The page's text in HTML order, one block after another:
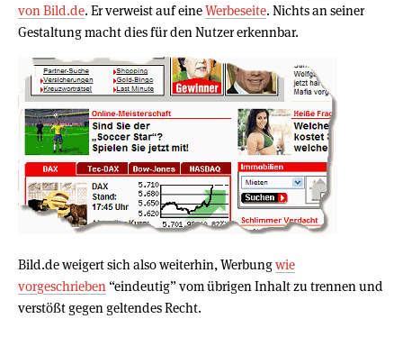
von Bild.de. Er verweist auf eineWerbeseite. Nichts an seiner
Gestaltung macht dies für den Nutzer erkennbar.
Bild.de weigert sich also weiterhin, Werbungwie
vorgeschrieben “eindeutig” vom übrigen Inhalt zu trennen und
verstößt gegen geltendes Recht.